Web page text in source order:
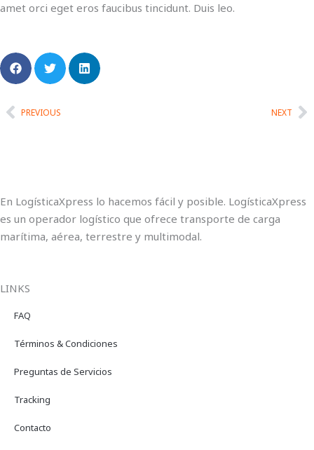
amet orci eget eros faucibus tincidunt. Duis leo.
AntPREVIOUS NEXT
En LogísticaXpress lo hacemos fácil y posible. LogísticaXpress
es un operador logístico que ofrece transporte de carga
marítima, aérea, terrestre y multimodal.
LINKS
FAQ
Términos & Condiciones
Preguntas de Servicios
Tracking
Contacto